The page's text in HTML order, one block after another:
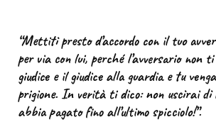
“Mettiti presto d’accordo con il tuo
per via con lui, perché l’avversario non
giudice e il giudice alla guardia e tu
prigione. In verità ti dico: non uscirai
abbia pagato fino all’ultimo spicciolo!”.